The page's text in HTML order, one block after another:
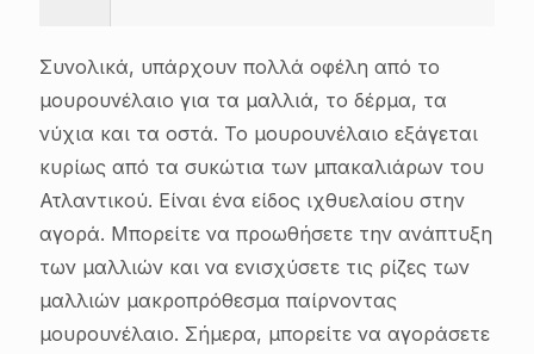
Συνολικά, υπάρχουν πολλά οφέλη από το
μουρουνέλαιο για τα μαλλιά, το δέρμα, τα
νύχια και τα οστά. Το μουρουνέλαιο εξάγεται
κυρίως από τα συκώτια των μπακαλιάρων του
Ατλαντικού. Είναι ένα είδος ιχθυελαίου στην
αγορά. Μπορείτε να προωθήσετε την ανάπτυξη
των μαλλιών και να ενισχύσετε τις ρίζες των
μαλλιών μακροπρόθεσμα παίρνοντας
μουρουνέλαιο. Σήμερα, μπορείτε να αγοράσετε